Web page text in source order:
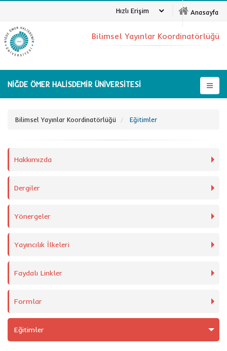
Anasayfa
Hızlı Erişim
NİĞDE ÖMER HALİSDEMİR ÜNİVERSİTESİ
Bilimsel Yayınlar Koordinatörlüğü
Bilimsel Yayınlar Koordinatörlüğü Eğitimler
Hakkımızda
Dergiler
Yönergeler
Yayıncılık İlkeleri
Faydalı Linkler
Formlar
Eğitimler